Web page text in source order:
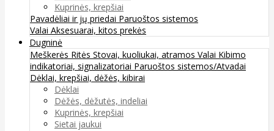
Kuprinės, krepšiai
Pavadėliai ir jų priedai Paruoštos sistemos
Valai Aksesuarai, kitos prekės
Dugninė
Meškerės Ritės Stovai, kuoliukai, atramos Valai Kibimo
indikatoriai, signalizatoriai Paruoštos sistemos/Atvadai
Dėklai, krepšiai, dėžės, kibirai
Dėklai
Dėžės, dėžutės, indeliai
Kuprinės, krepšiai
Sietai jaukui